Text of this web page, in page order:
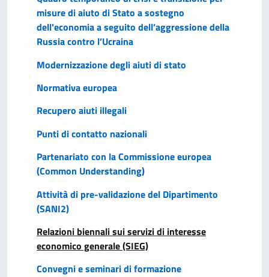
misure di aiuto di Stato a sostegno
dell'economia a seguito dell’aggressione della
Russia contro l’Ucraina
Modernizzazione degli aiuti di stato
Normativa europea
Recupero aiuti illegali
Punti di contatto nazionali
Partenariato con la Commissione europea
(Common Understanding)
Attività di pre-validazione del Dipartimento
(SANI2)
Relazioni biennali sui servizi di interesse
economico generale (SIEG)
Convegni e seminari di formazione